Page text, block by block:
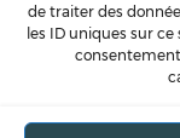
de traiter des
les ID uniques sur